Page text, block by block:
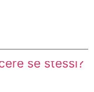
se stessi?